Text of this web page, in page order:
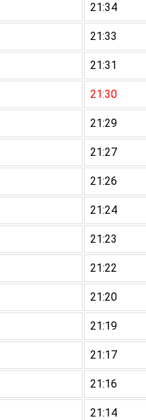
21:34
21:33
21:31
21:30
21:29
21:27
21:26
21:24
21:23
21:22
21:20
21:19
21:17
21:16
21:14